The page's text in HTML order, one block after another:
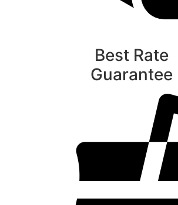
Best Rate
Guarantee